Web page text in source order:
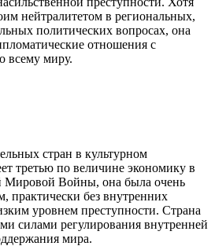
нейтралитетом в региональных,
политических вопросах, она
отношения с
всему миру.
стран в культурном
третью по величине экономику в
Мировой Войны, она была очень
практически без внутренних
уровнем преступности. Страна
силами регулирования внутренней
мира.